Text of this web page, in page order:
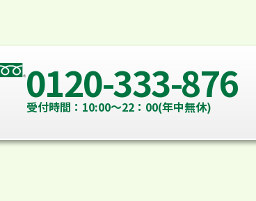
0120-333-876
受付時間：10:00～22：00(年中無休)